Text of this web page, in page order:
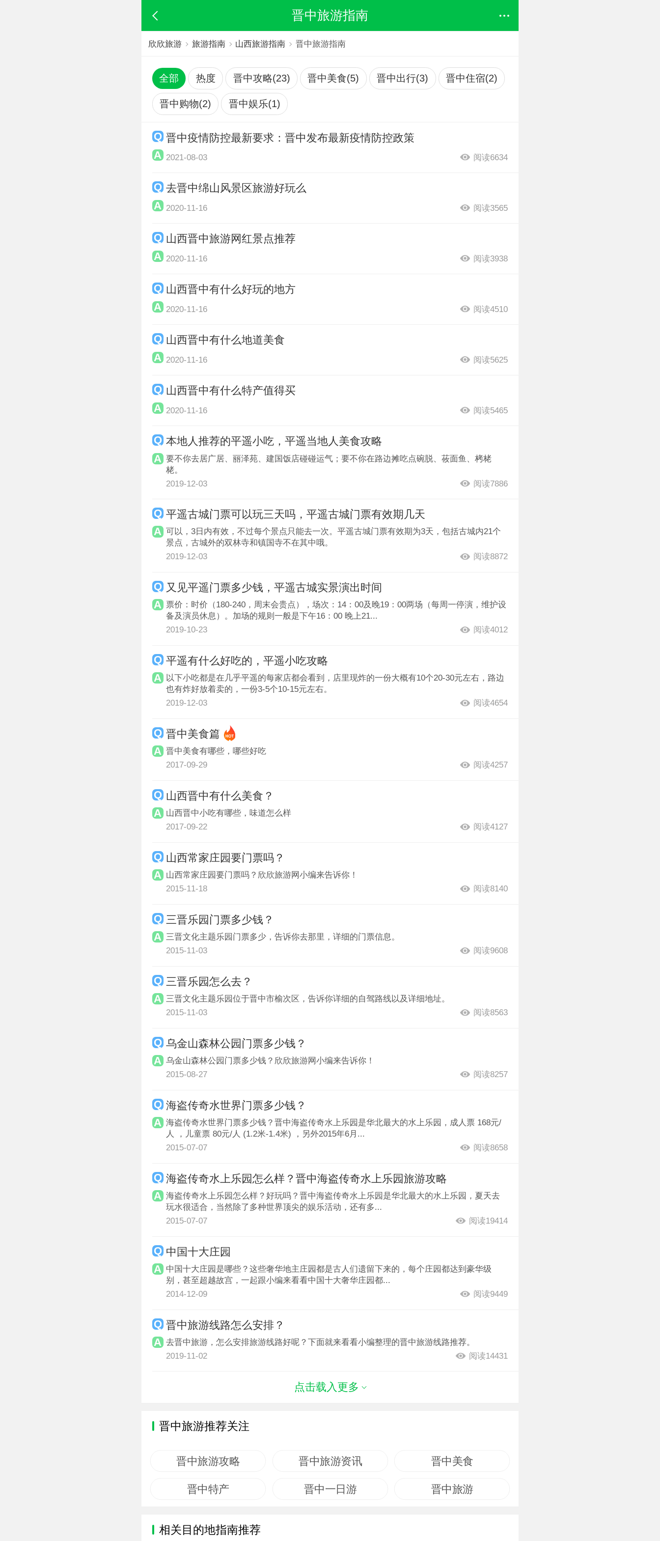
晋中旅游指南
欣欣旅游 旅游指南 山西旅游指南 晋中旅游指南
全部 热度 晋中攻略(23) 晋中美食(5) 晋中出行(3) 晋中住宿(2)
晋中购物(2) 晋中娱乐(1)
晋中疫情防控最新要求：晋中发布最新疫情防控政策
2021-08-03 阅读6634
去晋中绵山风景区旅游好玩么
2020-11-16 阅读3565
山西晋中旅游网红景点推荐
2020-11-16 阅读3938
山西晋中有什么好玩的地方
2020-11-16 阅读4510
山西晋中有什么地道美食
2020-11-16 阅读5625
山西晋中有什么特产值得买
2020-11-16 阅读5465
本地人推荐的平遥小吃，平遥当地人美食攻略
要不你去居广居、丽泽苑、建国饭店碰碰运气；要不你在路边摊吃点碗脱、莜面鱼、栲栳
栳。
2019-12-03
阅读7886
平遥古城门票可以玩三天吗，平遥古城门票有效期几天
可以，3日内有效，不过每个景点只能去一次。平遥古城门票有效期为3天，包括古城内21个
景点，古城外的双林寺和镇国寺不在其中哦。
2019-12-03
阅读8872
又见平遥门票多少钱，平遥古城实景演出时间
票价：时价（180-240，周末会贵点），场次：14：00及晚19：00两场（每周一停演，维护设
备及演员休息）。加场的规则一般是下午16：00 晚上21...
2019-10-23
阅读4012
平遥有什么好吃的，平遥小吃攻略
以下小吃都是在几乎平遥的每家店都会看到，店里现炸的一份大概有10个20-30元左右，路边
也有炸好放着卖的，一份3-5个10-15元左右。
2019-12-03
阅读4654
晋中美食篇
晋中美食有哪些，哪些好吃
2017-09-29
阅读4257
山西晋中有什么美食？
山西晋中小吃有哪些，味道怎么样
2017-09-22
阅读4127
山西常家庄园要门票吗？
山西常家庄园要门票吗？欣欣旅游网小编来告诉你！
2015-11-18
阅读8140
三晋乐园门票多少钱？
三晋文化主题乐园门票多少，告诉你去那里，详细的门票信息。
2015-11-03
阅读9608
三晋乐园怎么去？
三晋文化主题乐园位于晋中市榆次区，告诉你详细的自驾路线以及详细地址。
2015-11-03
阅读8563
乌金山森林公园门票多少钱？
乌金山森林公园门票多少钱？欣欣旅游网小编来告诉你！
2015-08-27
阅读8257
海盗传奇水世界门票多少钱？
海盗传奇水世界门票多少钱？晋中海盗传奇水上乐园是华北最大的水上乐园，成人票 168元/
人 ，儿童票 80元/人 (1.2米-1.4米) ，另外2015年6月...
2015-07-07
阅读8658
海盗传奇水上乐园怎么样？晋中海盗传奇水上乐园旅游攻略
海盗传奇水上乐园怎么样？好玩吗？晋中海盗传奇水上乐园是华北最大的水上乐园，夏天去
玩水很适合，当然除了多种世界顶尖的娱乐活动，还有多...
2015-07-07
阅读19414
中国十大庄园
中国十大庄园是哪些？这些奢华地主庄园都是古人们遗留下来的，每个庄园都达到豪华级
别，甚至超越故宫，一起跟小编来看看中国十大奢华庄园都...
2014-12-09
阅读9449
晋中旅游线路怎么安排？
去晋中旅游，怎么安排旅游线路好呢？下面就来看看小编整理的晋中旅游线路推荐。
2019-11-02
阅读14431
点击载入更多
晋中旅游推荐关注
晋中旅游攻略 晋中旅游资讯 晋中美食
晋中特产 晋中一日游 晋中旅游
相关目的地指南推荐